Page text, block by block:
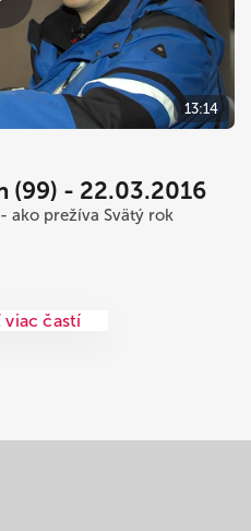
13:14
(99) - 22.03.2016
ako prežíva Svätý rok
častí